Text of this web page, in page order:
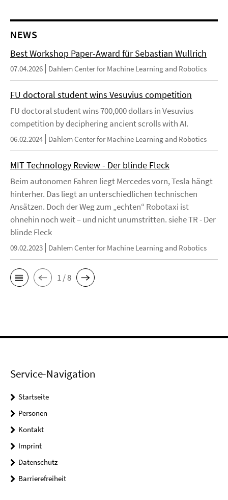
NEWS
Best Workshop Paper-Award für Sebastian Wullrich
07.04.2026 Dahlem Center for Machine Learning and Robotics
FU doctoral student wins Vesuvius competition
FU doctoral student wins 700,000 dollars in Vesuvius
competition by deciphering ancient scrolls with AI.
06.02.2024 Dahlem Center for Machine Learning and Robotics
MIT Technology Review - Der blinde Fleck
Beim autonomen Fahren liegt Mercedes vorn, Tesla hängt
hinterher. Das liegt an unterschiedlichen technischen
Ansätzen. Doch der Weg zum „echten“ Robotaxi ist
ohnehin noch weit – und nicht unumstritten. siehe TR - Der
blinde Fleck
09.02.2023 Dahlem Center for Machine Learning and Robotics
1 / 8
Service-Navigation
Startseite
Personen
Kontakt
Imprint
Datenschutz
Barrierefreiheit